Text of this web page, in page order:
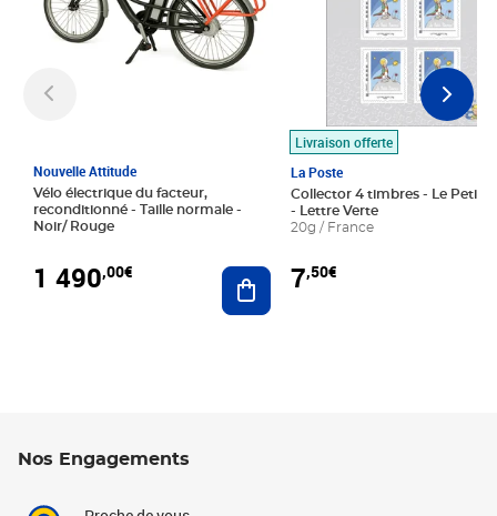
Nouvelle Attitude
Vélo électrique du facteur,
reconditionné - Taille normale -
Noir/ Rouge
1 490,00€ Ajouter au panier
Livraison offerte
La Poste
Collector 4 timbres - Le Petit
- Lettre Verte
20g / France
7,50€
Nos Engagements